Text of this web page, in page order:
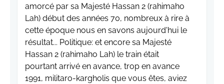
amorcé par sa Majesté Hassan 2 (rahimaho
Lah) début des années 70, nombreux à rire à
cette époque nous en savons aujourd'hui le
résultat... Politique: et encore sa Majesté
Hassan 2 (rahimaho Lah) le train était
pourtant arrivé en avance, trop en avance
1991, militaro-kargholis que vous êtes, aviez